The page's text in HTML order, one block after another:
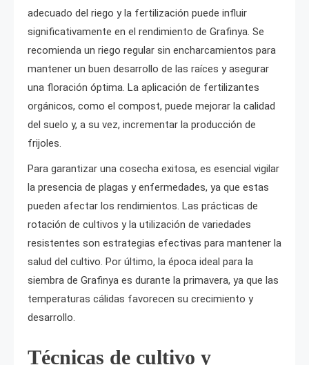
adecuado del riego y la fertilización puede influir
significativamente en el rendimiento de Grafinya. Se
recomienda un riego regular sin encharcamientos para
mantener un buen desarrollo de las raíces y asegurar
una floración óptima. La aplicación de fertilizantes
orgánicos, como el compost, puede mejorar la calidad
del suelo y, a su vez, incrementar la producción de
frijoles.
Para garantizar una cosecha exitosa, es esencial vigilar
la presencia de plagas y enfermedades, ya que estas
pueden afectar los rendimientos. Las prácticas de
rotación de cultivos y la utilización de variedades
resistentes son estrategias efectivas para mantener la
salud del cultivo. Por último, la época ideal para la
siembra de Grafinya es durante la primavera, ya que las
temperaturas cálidas favorecen su crecimiento y
desarrollo.
Técnicas de cultivo y